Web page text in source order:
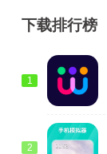
下载排行榜
1
2